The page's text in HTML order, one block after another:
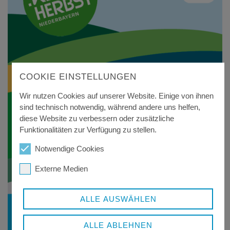
COOKIE EINSTELLUNGEN
Wir nutzen Cookies auf unserer Website. Einige von ihnen
sind technisch notwendig, während andere uns helfen,
diese Website zu verbessern oder zusätzliche
Funktionalitäten zur Verfügung zu stellen.
Notwendige Cookies
Externe Medien
ALLE AUSWÄHLEN
ALLE ABLEHNEN